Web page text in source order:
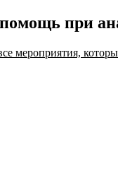
при
мероприятия,